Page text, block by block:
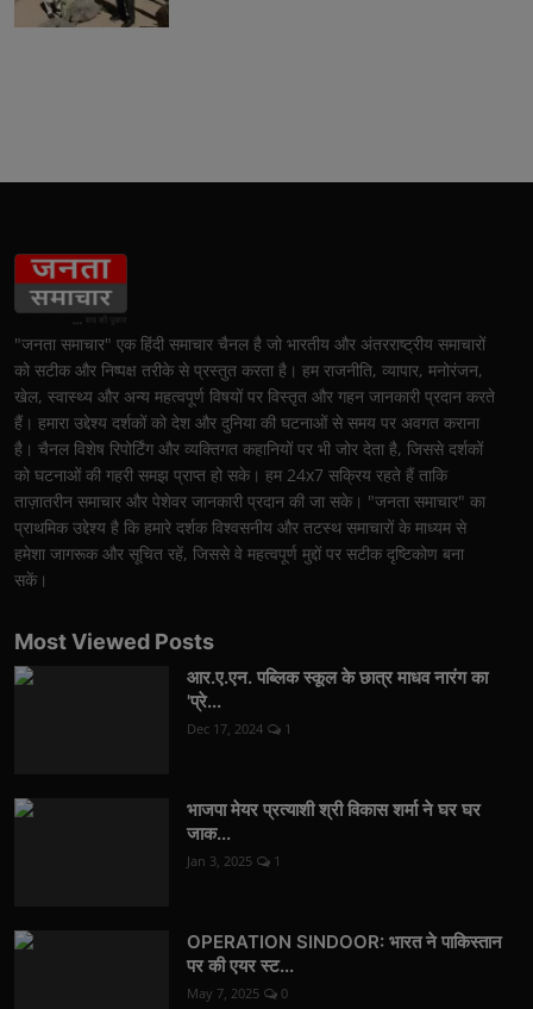
"जनता समाचार" एक हिंदी समाचार चैनल है जो भारतीय और अंतरराष्ट्रीय समाचारों
को सटीक और निष्पक्ष तरीके से प्रस्तुत करता है। हम राजनीति, व्यापार, मनोरंजन,
खेल, स्वास्थ्य और अन्य महत्वपूर्ण विषयों पर विस्तृत और गहन जानकारी प्रदान करते
हैं। हमारा उद्देश्य दर्शकों को देश और दुनिया की घटनाओं से समय पर अवगत कराना
है। चैनल विशेष रिपोर्टिंग और व्यक्तिगत कहानियों पर भी जोर देता है, जिससे दर्शकों
को घटनाओं की गहरी समझ प्राप्त हो सके। हम 24x7 सक्रिय रहते हैं ताकि
ताज़ातरीन समाचार और पेशेवर जानकारी प्रदान की जा सके। "जनता समाचार" का
प्राथमिक उद्देश्य है कि हमारे दर्शक विश्वसनीय और तटस्थ समाचारों के माध्यम से
हमेशा जागरूक और सूचित रहें, जिससे वे महत्वपूर्ण मुद्दों पर सटीक दृष्टिकोण बना
सकें।
Most Viewed Posts
आर.ए.एन. पब्लिक स्कूल के छात्र माधव नारंग का
'प्रे...
Dec 17, 2024 1
भाजपा मेयर प्रत्याशी श्री विकास शर्मा ने घर घर
जाक...
Jan 3, 2025 1
OPERATION SINDOOR: भारत ने पाकिस्तान
पर की एयर स्ट...
May 7, 2025 0